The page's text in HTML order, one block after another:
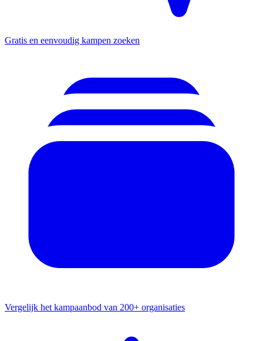
Gratis en eenvoudig kampen zoeken
Vergelijk het kampaanbod van 200+ organisaties